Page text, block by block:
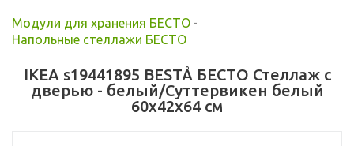
Модули для хранения БЕСТО -
Напольные стеллажи БЕСТО
IKEA s19441895 BESTÅ БЕСТО Стеллаж с
дверью - белый/Суттервикен белый
60x42x64 см